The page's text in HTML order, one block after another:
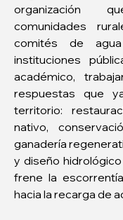
organización
comunidades
comités de
instituciones
académico,
respuestas que
territorio:
nativo,
ganadería
y diseño
frene la
hacia la recarga de